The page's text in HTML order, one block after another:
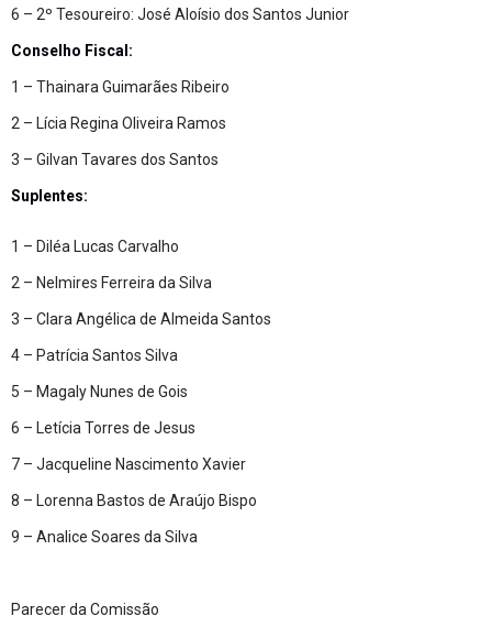
6 – 2º Tesoureiro: José Aloísio dos Santos Junior
Conselho Fiscal:
1 – Thainara Guimarães Ribeiro
2 – Lícia Regina Oliveira Ramos
3 – Gilvan Tavares dos Santos
Suplentes:
1 – Diléa Lucas Carvalho
2 – Nelmires Ferreira da Silva
3 – Clara Angélica de Almeida Santos
4 – Patrícia Santos Silva
5 – Magaly Nunes de Gois
6 – Letícia Torres de Jesus
7 – Jacqueline Nascimento Xavier
8 – Lorenna Bastos de Araújo Bispo
9 – Analice Soares da Silva
Parecer da Comissão